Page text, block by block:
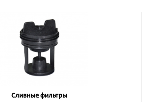
Сливные фильтры